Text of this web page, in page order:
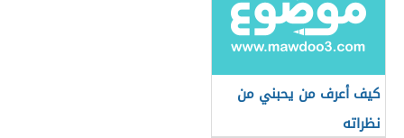
كيف أعرف من يحبني من
نظراته